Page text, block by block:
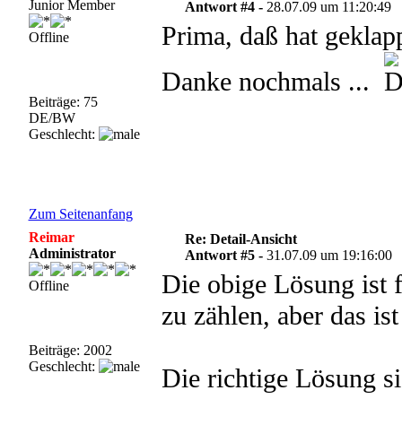
Junior Member
Offline
Beiträge: 75
DE/BW
Geschlecht:
Antwort #4 - 28.07.09 um 11:20:49
Prima, daß hat
Danke nochmals ...
Zum Seitenanfang
Reimar
Administrator
Offline
Beiträge: 2002
Geschlecht:
Re: Detail-Ansicht
Antwort #5 -31.07.09 um 19:16:00
Die obige Lösung ist
zu zählen, aber das
Die richtige Lösung